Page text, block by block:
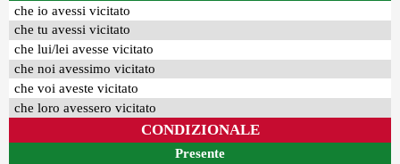
che io avessi vicitato
che tu avessi vicitato
che lui/lei avesse vicitato
che noi avessimo vicitato
che voi aveste vicitato
che loro avessero vicitato
CONDIZIONALE
Presente